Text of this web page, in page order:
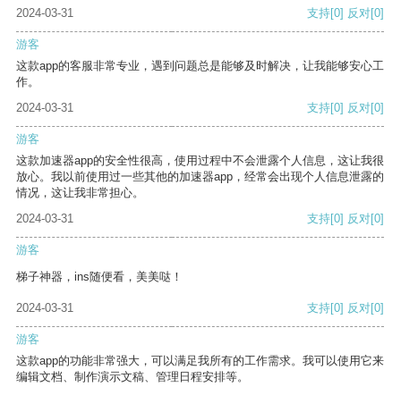
2024-03-31
支持[0] 反对[0]
游客
这款app的客服非常专业，遇到问题总是能够及时解决，让我能够安心工
作。
2024-03-31
支持[0] 反对[0]
游客
这款加速器app的安全性很高，使用过程中不会泄露个人信息，这让我很
放心。我以前使用过一些其他的加速器app，经常会出现个人信息泄露的
情况，这让我非常担心。
2024-03-31
支持[0] 反对[0]
游客
梯子神器，ins随便看，美美哒！
2024-03-31 支持[0] 反对[0]
游客
这款app的功能非常强大，可以满足我所有的工作需求。我可以使用它来
编辑文档、制作演示文稿、管理日程安排等。